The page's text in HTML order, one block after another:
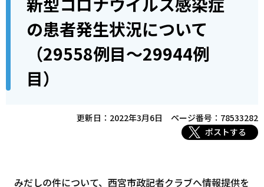
9944例目）
の患者発生状況について
（29558例目～29944例
目）
更新日：2022年3月6日
ページ番号：78533282
ポストする
みだしの件について、西宮市政記者クラブへ情報提供を